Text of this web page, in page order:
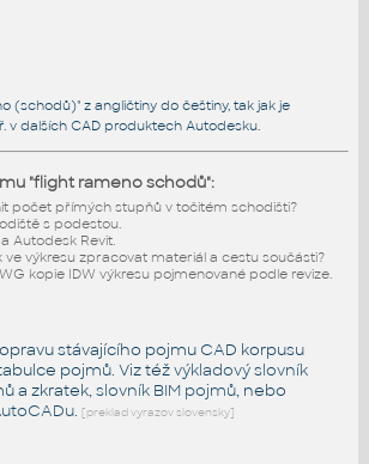
(schodů)" z angličtiny do češtiny, tak jak je
v dalších CAD produktech Autodesku.
"flight rameno schodů":
počet přímých stupňů v točitém schodišti?
s podestou.
Autodesk Revit.
ve výkresu zpracovat materiál a cestu součásti?
kopie IDW výkresu pojmenované podle revize.
stávajícího pojmu CAD korpusu
pojmů. Viz téžvýkladový slovník
a zkratek,slovník BIM pojmů, nebo
. [preklad vyrazov slovensky]